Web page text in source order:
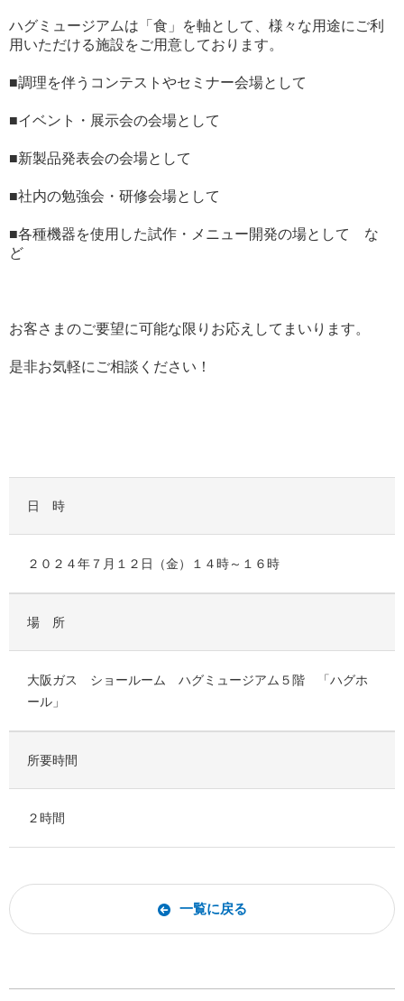
ハグミュージアムは「食」を軸として、様々な用途にご利
用いただける施設をご用意しております。
■調理を伴うコンテストやセミナー会場として
■イベント・展示会の会場として
■新製品発表会の会場として
■社内の勉強会・研修会場として
■各種機器を使用した試作・メニュー開発の場として な
ど
お客さまのご要望に可能な限りお応えしてまいります。
是非お気軽にご相談ください！
日 時
２０２４年７月１２日（金）１４時～１６時
場 所
大阪ガス ショールーム ハグミュージアム５階 「ハグホ
ール」
所要時間
２時間
一覧に戻る